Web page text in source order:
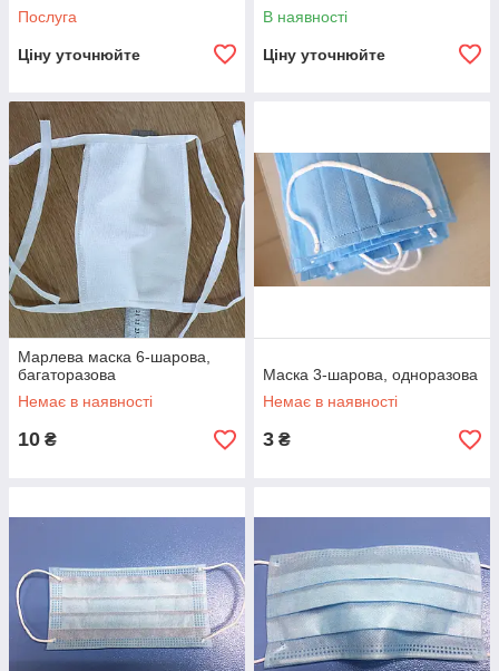
Послуга
Ціну уточнюйте
В наявності
Ціну уточнюйте
Марлева маска 6-шарова,
багаторазова
Немає в наявності
10 ₴
Маска 3-шарова, одноразова
Немає в наявності
3 ₴